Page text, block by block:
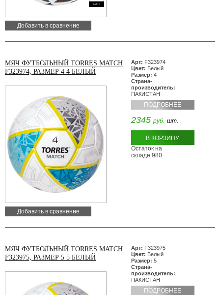
Добавить в сравнение
МЯЧ ФУТБОЛЬНЫЙ TORRES MATCH
F323974, РАЗМЕР 4 4 БЕЛЫЙ
Добавить в сравнение
Арт: F323974
Цвет: Белый
Размер: 4
Страна-
производитель:
ПАКИСТАН
ПОДРОБНЕЕ
2345 руб. шт.
В КОРЗИНУ
Остаток на
складе:980
МЯЧ ФУТБОЛЬНЫЙ TORRES MATCH
F323975, РАЗМЕР 5 5 БЕЛЫЙ
Арт: F323975
Цвет: Белый
Размер: 5
Страна-
производитель:
ПАКИСТАН
ПОДРОБНЕЕ